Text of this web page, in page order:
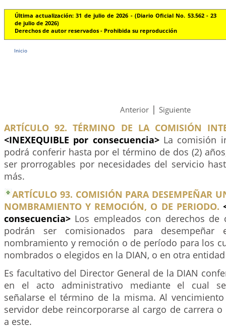
Última actualización: 31 de julio de 2026 - (Diario Oficial No. 53.562 - 23
de julio de 2026)
Derechos de autor reservados - Prohibida su reproducción
Inicio
Anterior | Siguiente
ARTÍCULO 92. TÉRMINO DE LA COMISIÓN
<INEXEQUIBLE por consecuencia> La comisión
podrá conferir hasta por el término de dos (2)
ser prorrogables por necesidades del servicio
más.
ARTÍCULO 93. COMISIÓN PARA DESEMPEÑAR
NOMBRAMIENTO Y REMOCIÓN, O DE PERIODO.
consecuencia> Los empleados con derechos de
podrán ser comisionados para desempeñar
nombramiento y remoción o de período para los
nombrados o elegidos en la DIAN, o en otra
Es facultativo del Director General de la DIAN
en el acto administrativo mediante el cual
señalarse el término de la misma. Al
servidor debe reincorporarse al cargo de carrera
a este.